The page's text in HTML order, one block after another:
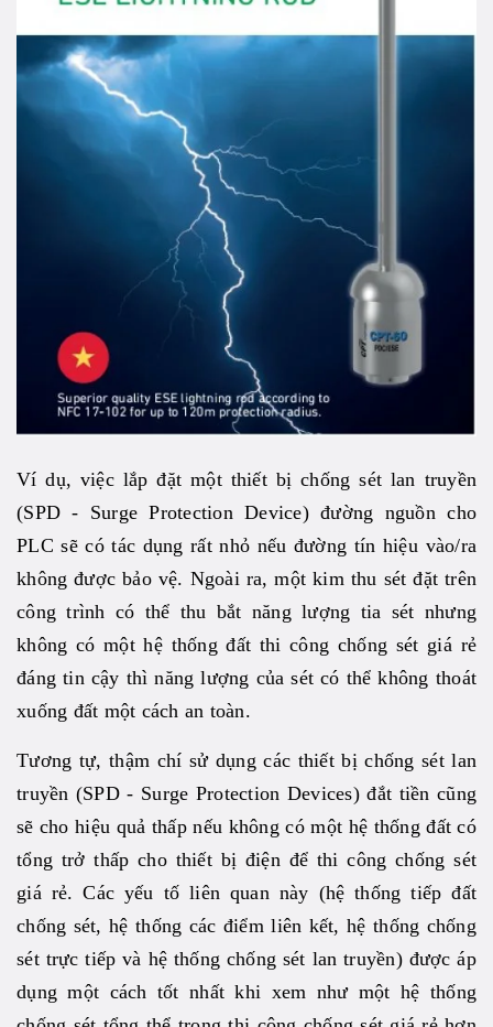
Ví dụ, việc lắp đặt một thiết bị chống sét lan truyền
(SPD - Surge Protection Device) đường nguồn cho
PLC sẽ có tác dụng rất nhỏ nếu đường tín hiệu vào/ra
không được bảo vệ. Ngoài ra, một kim thu sét đặt trên
công trình có thể thu bắt năng lượng tia sét nhưng
không có một hệ thống đất thi công chống sét giá rẻ
đáng tin cậy thì năng lượng của sét có thể không thoát
xuống đất một cách an toàn.
Tương tự, thậm chí sử dụng các thiết bị chống sét lan
truyền (SPD - Surge Protection Devices) đắt tiền cũng
sẽ cho hiệu quả thấp nếu không có một hệ thống đất có
tổng trở thấp cho thiết bị điện để thi công chống sét
giá rẻ. Các yếu tố liên quan này (hệ thống tiếp đất
chống sét, hệ thống các điểm liên kết, hệ thống chống
sét trực tiếp và hệ thống chống sét lan truyền) được áp
dụng một cách tốt nhất khi xem như một hệ thống